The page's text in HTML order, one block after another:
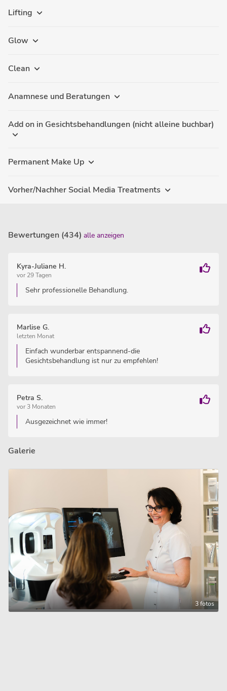
Lifting
Glow
Clean
Anamnese und Beratungen
Add on in Gesichtsbehandlungen (nicht alleine buchbar)
Permanent Make Up
Vorher/Nachher Social Media Treatments
Bewertungen (434) alle anzeigen
Kyra-Juliane H.
vor 29 Tagen
Sehr professionelle Behandlung.
Marlise G.
letzten Monat
Einfach wunderbar entspannend-die
Gesichtsbehandlung ist nur zu empfehlen!
Petra S.
vor 3 Monaten
Ausgezeichnet wie immer!
Galerie
3 fotos